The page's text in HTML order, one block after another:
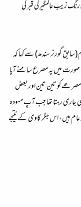
۱۹۱۷ء میں علامہ نے اورنگ زیب عالمگیرکی قبر کی
گورنر سندھ) سے کہا کہ
صورت میں یہ مصرع سامنے آیا
مصرعے کو تین تین اور بعض
جاری رہتا تھا جب آپ مسودہ
ہیں، اس جگر کاوی کے نتیجے